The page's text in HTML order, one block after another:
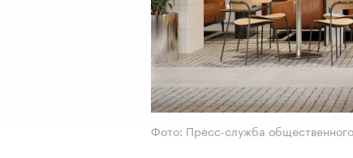
Фото: Пресс-служба